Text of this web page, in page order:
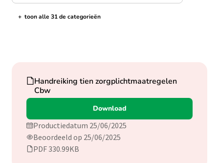
de categorieën tonen/verbergen
+ toon alle 31 de categorieën
Download
Handreiking tien zorgplichtmaatregelen
Cbw
Download
Productiedatum 25/06/2025
Beoordeeld op 25/06/2025
PDF 330.99KB